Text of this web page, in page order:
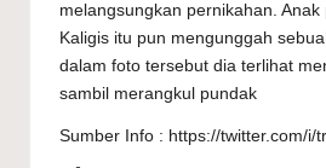
melangsungkan pernikahan.
Kaligis itu pun mengunggah
dalam foto tersebut dia terlihat
sambil merangkul pundak
Sumber Info : https://twitter.com/i/